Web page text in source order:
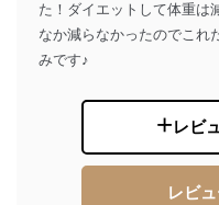
個人情報の取扱いに
１．個人情報保護管理者
当社は以下の個人情報
護管理者の責任のもと
用・提供・管理いたし
東京都渋谷区南平台町
た！ダイエットして体重は
なか減らなかったのでこれ
みです♪
レビ
レビ